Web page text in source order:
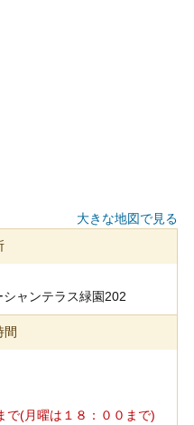
大きな地図で見る
ャンテラス緑園202
間
(月曜は１８：００まで)